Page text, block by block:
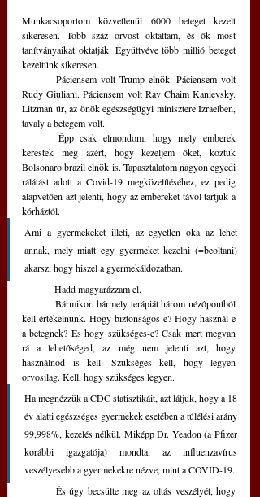
Munkacsoportom közvetlenül 6000 beteget kezelt
sikeresen. Több száz orvost oktattam, és ők most
tanítványaikat oktatják. Együttvéve több millió beteget
kezeltünk sikeresen.
Rudy Giuliani. Páciensem volt Rav Chaim Kanievsky.
Litzman úr, az önök egészségügyi minisztere Izraelben,
tavaly a betegem volt.
kerestek meg azért, hogy kezeljem őket, köztük
Bolsonaro brazil elnök is. Tapasztalatom nagyon egyedi
rálátást adott a Covid-19 megközelítéséhez, ez pedig
alapvetően azt jelenti, hogy az embereket távol tartjuk a
kórháztól.
Ami a gyermekeket illeti, az egyetlen oka az lehet
annak, mely miatt egy gyermeket kezelni (=beoltani)
akarsz, hogy hiszel a gyermekáldozatban.
	Hadd magyarázzam el.
kell értékelnünk. Hogy biztonságos-e? Hogy használ-e
a betegnek? És hogy szükséges-e? Csak mert megvan
rá a lehetőséged, az még nem jelenti azt, hogy
használnod is kell. Szükséges kell, hogy legyen
orvosilag. Kell, hogy szükséges legyen.
Ha megnézzük a CDC statisztikáit, azt látjuk, hogy a 18
év alatti egészséges gyermekek esetében a túlélési arány
99,998%, kezelés nélkül. Miképp Dr. Yeadon (a Pfizer
korábbi igazgatója) mondta, az influenzavírus
veszélyesebb a gyermekekre nézve, mint a COVID-19.